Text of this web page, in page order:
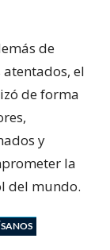
de
el
de forma
y
la
del mundo.